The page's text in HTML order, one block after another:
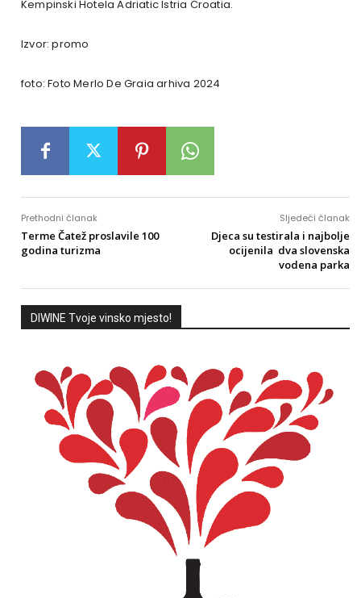
Kempinski Hotela Adriatic Istria Croatia.
Izvor: promo
foto:Foto Merlo De Graia arhiva 2024
Prethodni članak
Terme Čatež proslavile 100
godina turizma
Sljedeći članak
Djeca su testirala i najbolje
ocijenila dva slovenska
vodena parka
DIWINE Tvoje vinsko mjesto!